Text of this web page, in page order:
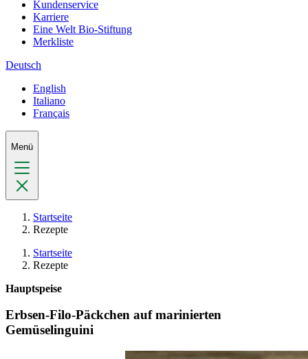
Kundenservice
Karriere
Eine Welt Bio-Stiftung
Merkliste
Deutsch
English
Italiano
Français
Menü
Startseite
Rezepte
Startseite
Rezepte
Hauptspeise
Erbsen-Filo-Päckchen auf marinierten
Gemüselinguini